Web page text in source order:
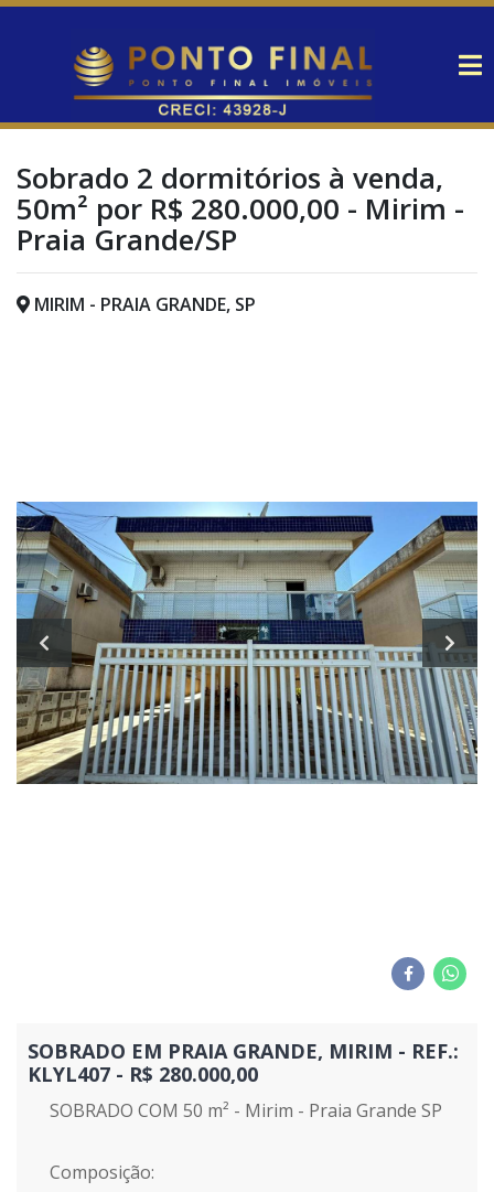
Sobrado 2 dormitórios à venda,
50m² por R$ 280.000,00 - Mirim -
Praia Grande/SP
MIRIM - PRAIA GRANDE, SP
SOBRADO EM PRAIA GRANDE, MIRIM - REF.:
KLYL407 - R$ 280.000,00
SOBRADO COM 50 m² - Mirim - Praia Grande SP
Composição: